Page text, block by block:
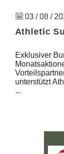
03 / 08 /
Athletic
Exklusiver
unterstützt
...